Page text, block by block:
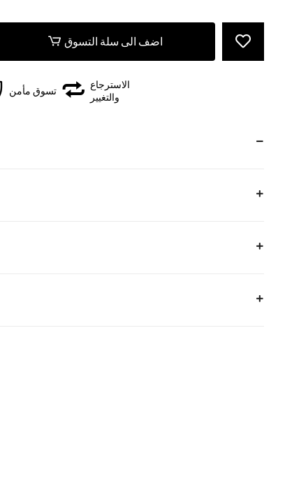
اضف الى سلة التسوق
تسوق مأمن
الاسترجاع
والتغيير